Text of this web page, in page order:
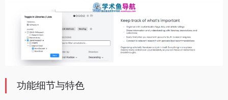
功能细节与特色